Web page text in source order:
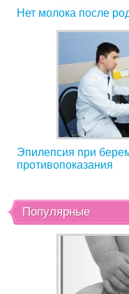
Нет молока после
Эпилепсия при
противопоказания
Популярные